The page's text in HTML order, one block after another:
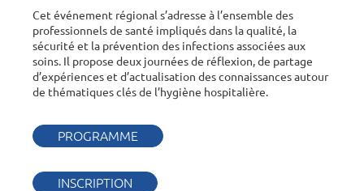
Cet événement régional s’adresse à l’ensemble des
professionnels de santé impliqués dans la qualité, la
sécurité et la prévention des infections associées aux
soins. Il propose deux journées de réflexion, de partage
d’expériences et d’actualisation des connaissances autour
de thématiques clés de l’hygiène hospitalière.
PROGRAMME
INSCRIPTION